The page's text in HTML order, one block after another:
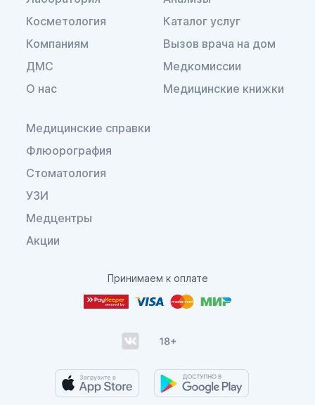
Косметология
Компаниям
ДМС
О нас
Каталог услуг
Вызов врача на дом
Медкомиссии
Медицинские книжки
Медицинские справки
Флюорография
Стоматология
УЗИ
Медцентры
Акции
Принимаем к оплате